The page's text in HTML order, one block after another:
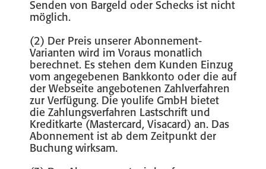
Senden von Bargeld oder Schecks ist nicht
möglich.
(2) Der Preis unserer Abonnement-
Varianten wird im Voraus monatlich
berechnet. Es stehen dem Kunden Einzug
vom angegebenen Bankkonto oder die auf
der Webseite angebotenen Zahlverfahren
zur Verfügung. Die youlife GmbH bietet
die Zahlungsverfahren Lastschrift und
Kreditkarte (Mastercard, Visacard) an. Das
Abonnement ist ab dem Zeitpunkt der
Buchung wirksam.